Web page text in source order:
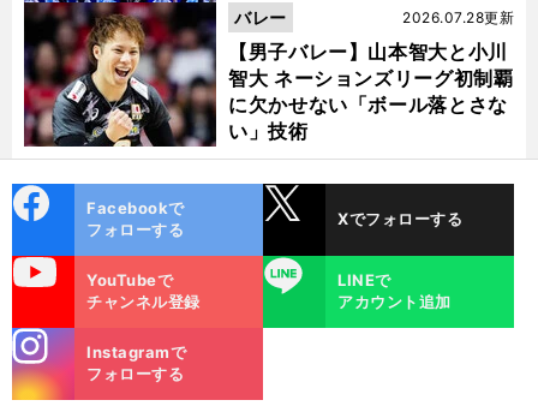
【男子バレー】山本智大と小川
智大 ネーションズリーグ初制覇
に欠かせない「ボール落とさな
い」技術
2026.07.28更新
バレー
ok
Facebookで
フォローする
Xでフォローする
YouTubeで
チャンネル登録
LINE
LINEで
アカウント追加
m
Instagramで
フォローする